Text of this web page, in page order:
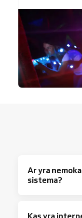
Ar yra
sistema?